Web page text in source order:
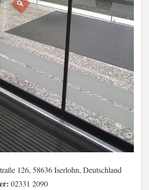
126, 58636 Iserlohn, Deutschland
02331 2090